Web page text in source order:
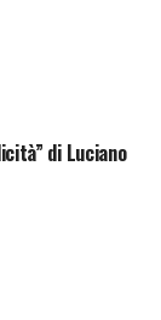
di Luciano